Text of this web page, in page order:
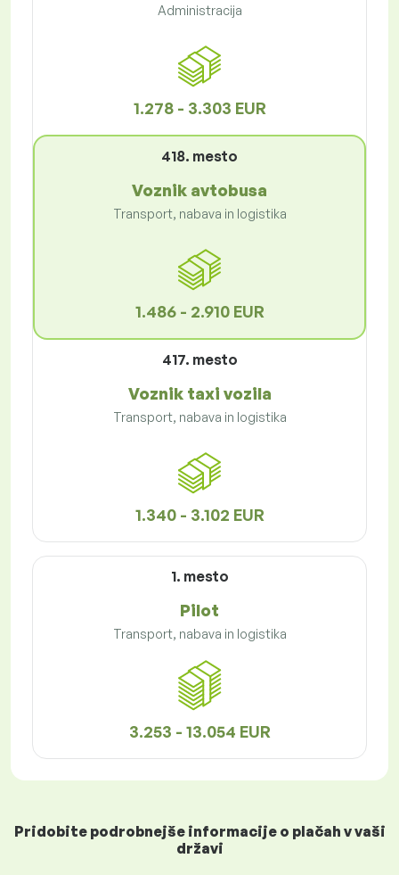
Administracija
1.278 - 3.303 EUR
418. mesto
Voznik avtobusa
Transport, nabava in logistika
1.486 - 2.910 EUR
417. mesto
Voznik taxi vozila
Transport, nabava in logistika
1.340 - 3.102 EUR
1. mesto
Pilot
Transport, nabava in logistika
3.253 - 13.054 EUR
Pridobite podrobnejše informacije o plačah v vaši
državi